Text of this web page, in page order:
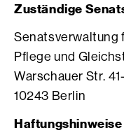
Zuständige
Senatsverwaltung
Pflege und
Warschauer Str.
10243 Berlin
Haftungshinweise